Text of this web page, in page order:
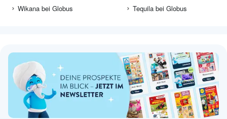
Wikana bei Globus
Tequila bei Globus